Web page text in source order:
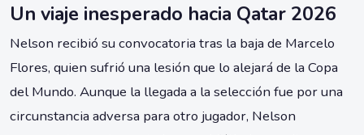
Un viaje inesperado hacia Qatar 2026
Nelson recibió su convocatoria tras la baja de Marcelo
Flores, quien sufrió una lesión que lo alejará de la Copa
del Mundo. Aunque la llegada a la selección fue por una
circunstancia adversa para otro jugador, Nelson